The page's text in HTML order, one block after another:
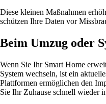
Diese kleinen Maßnahmen
schützen Ihre Daten vor
Beim Umzug oder
Wenn Sie Ihr Smart Home
System wechseln, ist ein
Plattformen ermöglichen den
Sie Ihr Zuhause schnell wieder